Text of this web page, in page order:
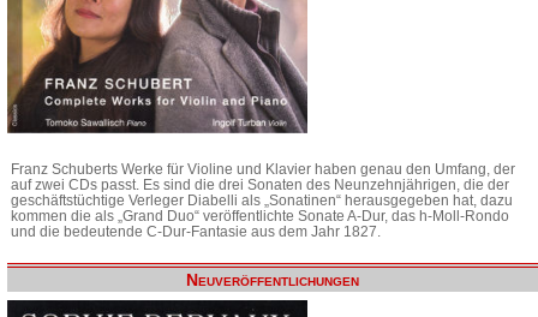
Franz Schuberts Werke für Violine und Klavier haben genau den Umfang, der
auf zwei CDs passt. Es sind die drei Sonaten des Neunzehnjährigen, die der
geschäftstüchtige Verleger Diabelli als „Sonatinen“ herausgegeben hat, dazu
kommen die als „Grand Duo“ veröffentlichte Sonate A-Dur, das h-Moll-Rondo
und die bedeutende C-Dur-Fantasie aus dem Jahr 1827.
Neuveröffentlichungen